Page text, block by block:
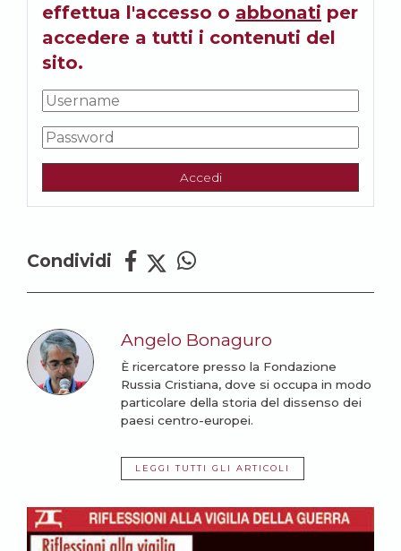
effettua l'accesso o abbonati per
accedere a tutti i contenuti del
sito.
Accedi
Condividi
Angelo Bonaguro
È ricercatore presso la Fondazione
Russia Cristiana, dove si occupa in modo
particolare della storia del dissenso dei
paesi centro-europei.
LEGGI TUTTI GLI ARTICOLI